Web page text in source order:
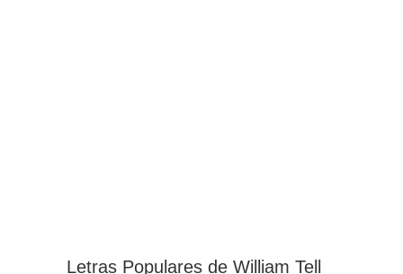
Letras Populares de William Tell